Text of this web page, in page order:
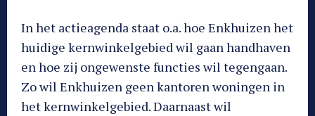
In het actieagenda staat o.a. hoe Enkhuizen het
huidige kernwinkelgebied wil gaan handhaven
en hoe zij ongewenste functies wil tegengaan.
Zo wil Enkhuizen geen kantoren woningen in
het kernwinkelgebied. Daarnaast wil